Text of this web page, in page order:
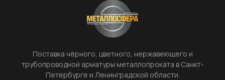
Поставка чёрного, цветного, нержавеющего и
трубопроводной арматуры металлопроката в Санкт-
Петербурге и Ленинградской области.